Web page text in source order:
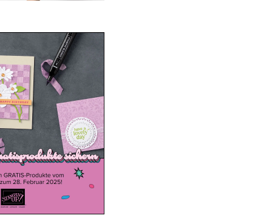
a-bration 2025
Januar 2025